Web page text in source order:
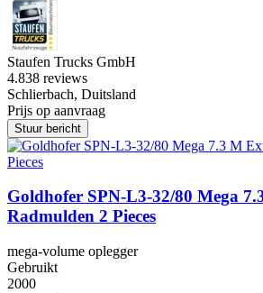
Staufen Trucks GmbH
4.838 reviews
Schlierbach, Duitsland
Prijs op aanvraag
Stuur bericht
Goldhofer SPN-L3-32/80 Mega
Radmulden 2 Pieces
mega-volume oplegger
Gebruikt
2000